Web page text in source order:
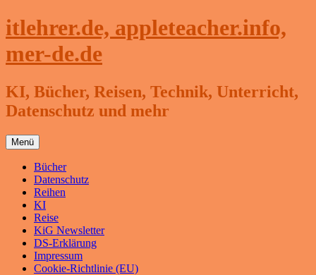
Zum
Inhalt
itlehrer.de, appleteacher.info,
mer-de.de
KI, Bücher, Reisen, Technik, Unterricht,
Datenschutz und mehr
Menü
Bücher
Datenschutz
Reihen
KI
Reise
KiG Newsletter
DS-Erklärung
Impressum
Cookie-Richtlinie (EU)